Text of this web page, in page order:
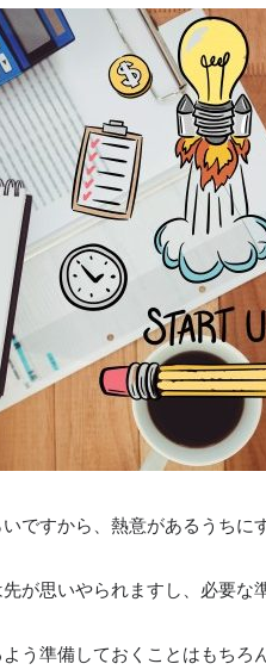
ですから、熱意があるうちに
が思いやられますし、必要な
う準備しておくことはもちろ